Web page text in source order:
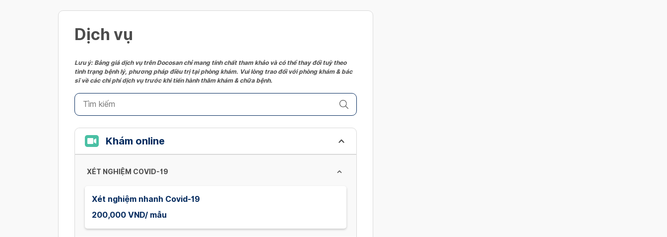
Dịch vụ
Lưu ý: Bảng giá dịch vụ trên Docosan chỉ mang tính chất tham khảo và có thể thay đổi tuỳ theo
tình trạng bệnh lý, phương pháp điều trị tại phòng khám. Vui lòng trao đổi với phòng khám & bác
sĩ về các chi phí dịch vụ trước khi tiến hành thăm khám & chữa bệnh.
Khám online
XÉT NGHIỆM COVID-19
Xét nghiệm nhanh Covid-19
200,000 VND/ mẫu